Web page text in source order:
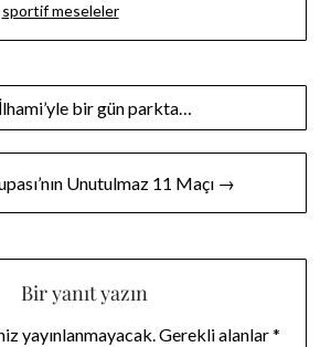
sportif meseleler
bir gün parkta…
Unutulmaz 11 Maçı →
Bir yanıt yazın
yayınlanmayacak.Gerekli alanlar*